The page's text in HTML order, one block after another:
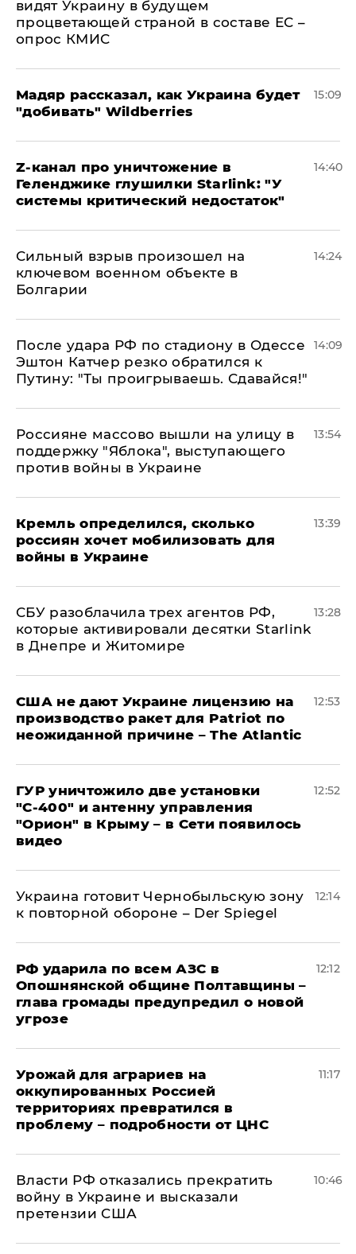
видят Украину в будущем
процветающей страной в составе ЕС –
опрос КМИС
Мадяр рассказал, как Украина будет
"добивать" Wildberries
15:09
Z-канал про уничтожение в
Геленджике глушилки Starlink: "У
системы критический недостаток"
14:40
Сильный взрыв произошел на
ключевом военном объекте в
Болгарии
14:24
После удара РФ по стадиону в Одессе
Эштон Катчер резко обратился к
Путину: "Ты проигрываешь. Сдавайся!"
14:09
Россияне массово вышли на улицу в
поддержку "Яблока", выступающего
против войны в Украине
13:54
Кремль определился, сколько
россиян хочет мобилизовать для
войны в Украине
13:39
СБУ разоблачила трех агентов РФ,
которые активировали десятки Starlink
в Днепре и Житомире
13:28
США не дают Украине лицензию на
производство ракет для Patriot по
неожиданной причине – The Atlantic
12:53
ГУР уничтожило две установки
"С‑400" и антенну управления
"Орион" в Крыму – в Сети появилось
видео
12:52
Украина готовит Чернобыльскую зону
к повторной обороне – Der Spiegel
12:14
РФ ударила по всем АЗС в
Опошнянской общине Полтавщины –
глава громады предупредил о новой
угрозе
12:12
Урожай для аграриев на
оккупированных Россией
территориях превратился в
проблему – подробности от ЦНС
11:17
Власти РФ отказались прекратить
войну в Украине и высказали
претензии США
10:46